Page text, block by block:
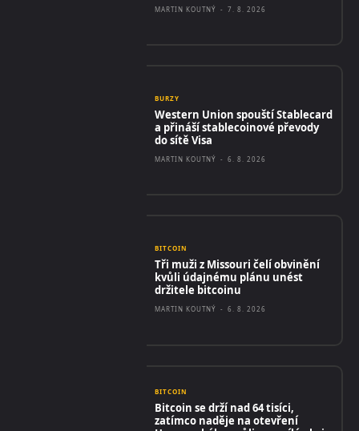
MARTIN KOUTNÝ - 7. 8. 2026
BURZY
Western Union spouští Stablecard
a přináší stablecoinové převody
do sítě Visa
MARTIN KOUTNÝ - 6. 8. 2026
BITCOIN
Tři muži z Missouri čelí obvinění
kvůli údajnému plánu unést
držitele bitcoinu
MARTIN KOUTNÝ - 6. 8. 2026
BITCOIN
Bitcoin se drží nad 64 tisíci,
zatímco naděje na otevření